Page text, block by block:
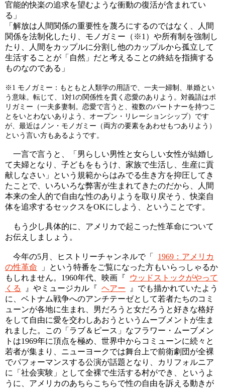
官能的快楽の追求を望むような衝動の復活が含まれてい
る」
「解放は人間関係の重要性を蔑ろにするのではなく、人間
関係を法制化したり、モノガミー（※1）や所有制を強制し
たり、人間をカップルに分割し他のカップルから孤立して
生活することが「自然」だと考えることの終結を指摘する
ものなのである」
※1 モノガミー：もともと人類学の用語で、一夫一婦制、単婚とい
う意味。転じて、1対1の関係性を貫く恋愛のありよう。対義語はポ
リガミー（一夫多妻制。恋愛で言うと、複数のパートナーを持つこ
とをいとわないありよう、オープン・リレーションシップ）です
が、最近はノン・モノガミー（両方の要素をあわせもつありよう）
という言い方もあるようです。
一言で言うと、「男らしい男性と女らしい女性が結婚し
て夫婦となり、子どもをもうけ、家族で生活し、生産に貢
献しなさい」という規範からはみでる生き方を抑圧してき
たことで、いろいろな弊害が生まれてきたのだから、人間
本来の全人的で自由な性のありようを取り戻そう、快楽自
体を追求するセックスをOKにしよう、ということです。
もう少し具体的に、アメリカで起こった性革命について
お伝えしましょう。
今年の5月、ヒストリーチャンネルで「
1969：アメリカ
の性革命
」という特番をご覧になった方もいらっしゃるか
もしれません。1960年代、映画『
ウッドストックがやって
くる
』やミュージカル『 ヘアー
』でも描かれていたよう
に、ベトナム戦争へのアンチテーゼとして若者たちのコミ
ューンが各地に生まれ、男だろうと女だろうと好きな格好
をして自由に愛を交わしあおうというムーブメントが生ま
れました。この「ラブ＆ピース」なフラワー・ムーブメン
トは1969年に頂点を極め、世界中からコミューンに続々と
若者が集まり、ニューヨークでは舞台上で前衛劇団が全裸
でパフォーマンスする公演が話題となり、カリフォルニア
に「社会実験」として全裸で生活する村ができ、というよ
うに、アメリカのあちらこちらで性の自由を訴える動きが